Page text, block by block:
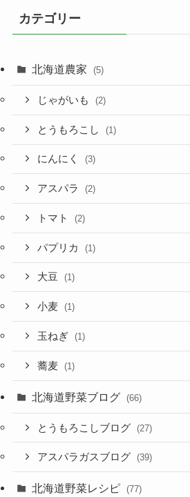
カテゴリー
北海道農家 (5)
じゃがいも (2)
とうもろこし (1)
にんにく (3)
アスパラ (2)
トマト (2)
パプリカ (1)
大豆 (1)
小麦 (1)
玉ねぎ (1)
蕎麦 (1)
北海道野菜ブログ (66)
とうもろこしブログ (27)
アスパラガスブログ (39)
北海道野菜レシピ (77)